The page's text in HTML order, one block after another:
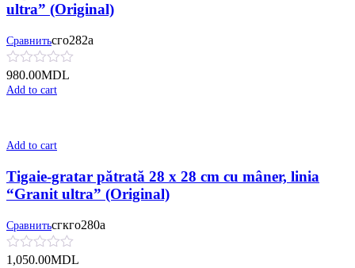
ultra” (Original)
Сравнитьсго282а
980.00MDL
Add to cart
Add to cart
Tigaie-gratar pătrată 28 x 28 cm cu mâner, linia
“Granit ultra” (Original)
Сравнитьсгкго280а
1,050.00MDL